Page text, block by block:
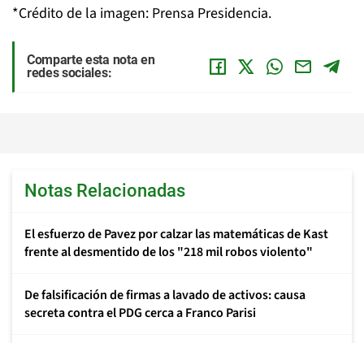
*Crédito de la imagen: Prensa Presidencia.
Comparte esta nota en
redes sociales:
Notas Relacionadas
El esfuerzo de Pavez por calzar las matemáticas de Kast
frente al desmentido de los "218 mil robos violento"
De falsificación de firmas a lavado de activos: causa
secreta contra el PDG cerca a Franco Parisi